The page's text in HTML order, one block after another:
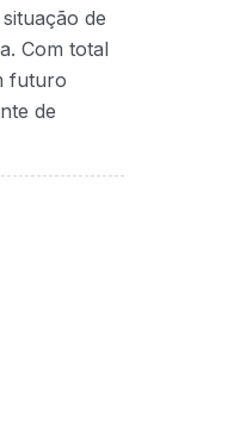
de
Com total
futuro
de